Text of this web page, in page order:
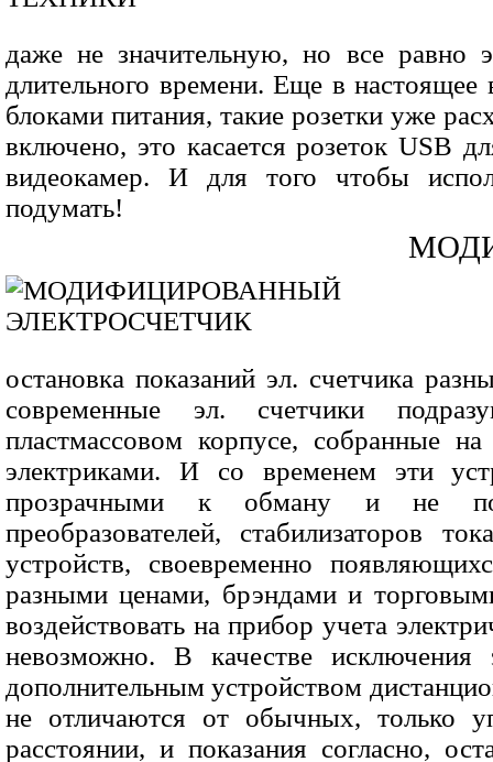
даже не значительную, но все равно
длительного времени. Еще в
блоками питания, такие розетки уже
включено, это касается розеток USB
видеокамер. И для того чтобы
подумать!
остановка показаний эл. счетчика
современные эл. счетчики
пластмассовом корпусе, собранные
электриками. И со временем эти
прозрачными к обману и не
преобразователей, стабилизаторов
устройств, своевременно
разными ценами, брэндами и
воздействовать на прибор учета
невозможно. В качестве исключения
дополнительным устройством
не отличаются от обычных, только
расстоянии, и показания согласно,